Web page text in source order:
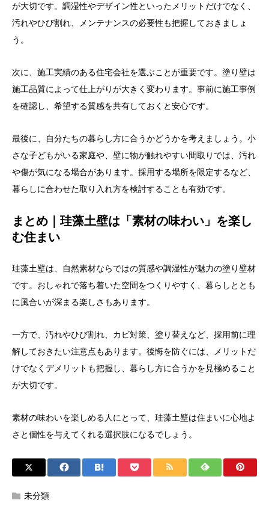
が大切です。調湿性やデザイン性といったメリットだけでなく、
汚れやひび割れ、メンテナンスの必要性も把握しておきましょ
う。
次に、施工実績のある住宅会社を選ぶことが重要です。塗り壁は
施工品質によって仕上がりが大きく変わります。事前に施工事例
を確認し、希望する質感を共有しておくと安心です。
最後に、自分たちの暮らし方に合うかどうかを考えましょう。小
さな子どもがいる家庭や、壁に物が触れやすい間取りでは、汚れ
や傷が気になる場合があります。採用する場所を限定するなど、
暮らしに合わせた取り入れ方を検討することも有効です。
まとめ｜珪藻土壁は「素材の味わい」を楽し
む住まい
珪藻土壁は、自然素材ならではの質感や調湿性が魅力の塗り壁材
です。おしゃれで落ち着いた空間をつくりやすく、暮らしととも
に風合いが深まる楽しさもあります。
一方で、汚れやひび割れ、カビ対策、塗り替えなど、採用前に理
解しておきたい注意点もあります。後悔を防ぐには、メリットだ
けでなくデメリットも把握し、暮らし方に合うかを見極めること
が大切です。
素材の味わいを楽しめる人にとって、珪藻土壁は住まいに心地よ
さと個性を与えてくれる選択肢になるでしょう。
未分類